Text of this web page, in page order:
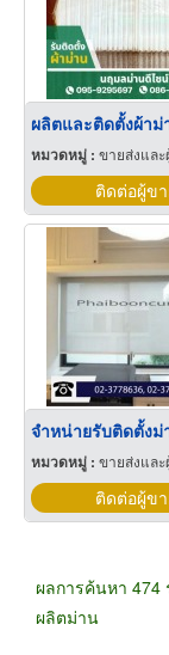
ผลิตและติดตั้งผ้าม่
หมวดหมู่ : ขายส่งและผู้
ติดต่อผู้ข
หมวดหมู่ : ขายส่งและผู้
ติดต่อผู้ข
ผลการค้นหา 474
ผลิตม่าน